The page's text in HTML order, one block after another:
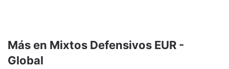
Más en Mixtos Defensivos EUR -
Global